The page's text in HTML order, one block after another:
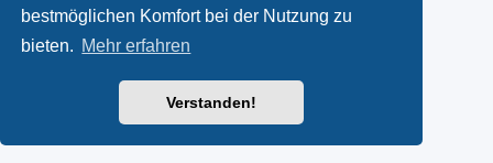
bestmöglichen Komfort bei der Nutzung zu
bieten. Mehr erfahren
Verstanden!